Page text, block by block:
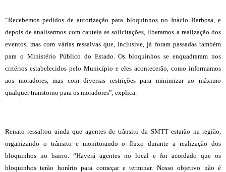
“Recebemos pedidos de autorização para bloquinhos no Inácio Barbosa, e
depois de analisarmos com cautela as solicitações, liberamos a realização dos
eventos, mas com várias ressalvas que, inclusive, já foram passadas também
para o Ministério Público do Estado. Os bloquinhos se enquadraram nos
critérios estabelecidos pelo Município e eles acontecerão, como informamos
aos moradores, mas com diversas restrições para minimizar ao máximo
qualquer transtorno para os moradores”, explica.
Renato ressaltou ainda que agentes de trânsito da SMTT estarão na região,
organizando o trânsito e monitorando o fluxo durante a realização dos
bloquinhos no bairro. “Haverá agentes no local e foi acordado que os
bloquinhos terão horário para começar e terminar. Nosso objetivo não é